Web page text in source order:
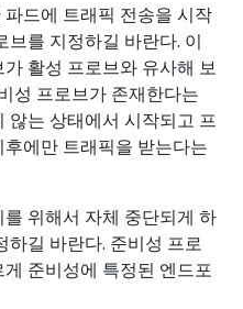
드에 트래픽 전송을 시작
를 지정하길 바란다. 이
활성 프로브와 유사해 보
성 프로브가 존재한다는
않는 상태에서 시작되고 프
에만 트래픽을 받는다는
위해서 자체 중단되게 하
하길 바란다. 준비성 프로
준비성에 특정된 엔드포